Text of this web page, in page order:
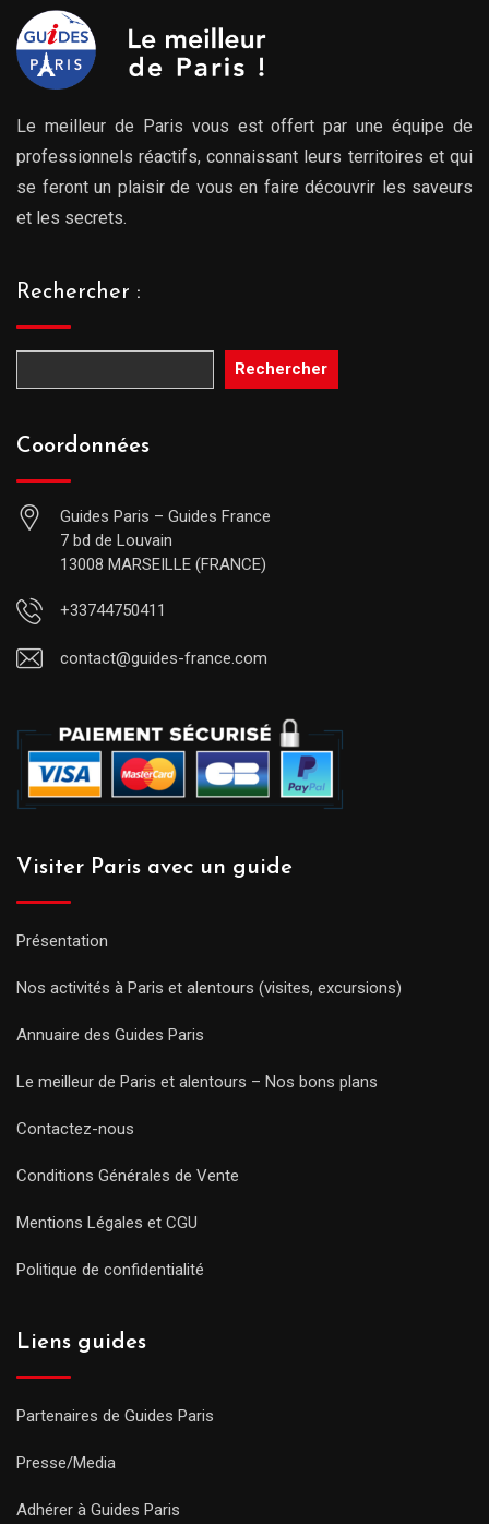
Le meilleur de Paris vous est offert par une équipe de
professionnels réactifs, connaissant leurs territoires et qui
se feront un plaisir de vous en faire découvrir les saveurs
et les secrets.
Rechercher :
Rechercher
Coordonnées
Guides Paris – Guides France
7 bd de Louvain
13008 MARSEILLE (FRANCE)
+33744750411
contact@guides-france.com
Visiter Paris avec un guide
Présentation
Nos activités à Paris et alentours (visites, excursions)
Annuaire des Guides Paris
Le meilleur de Paris et alentours – Nos bons plans
Contactez-nous
Conditions Générales de Vente
Mentions Légales et CGU
Politique de confidentialité
Liens guides
Partenaires de Guides Paris
Presse/Media
Adhérer à Guides Paris